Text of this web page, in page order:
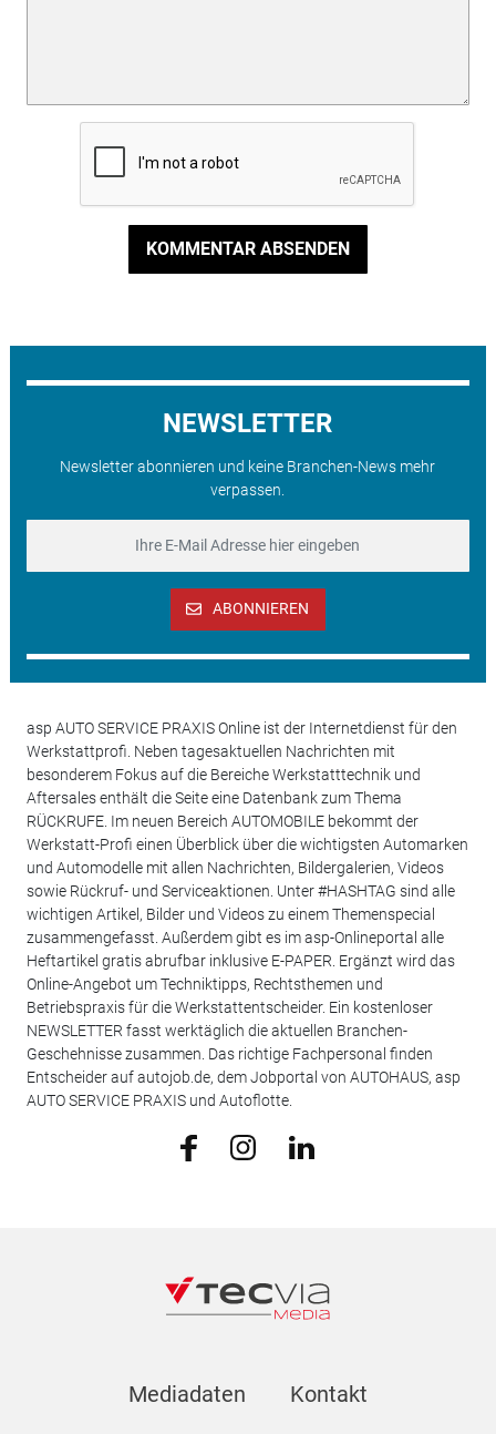
KOMMENTAR ABSENDEN
NEWSLETTER
Newsletter abonnieren und keine Branchen-News mehr
verpassen.
ABONNIEREN
asp AUTO SERVICE PRAXIS Online ist der Internetdienst für den
Werkstattprofi. Neben tagesaktuellen Nachrichten mit
besonderem Fokus auf die Bereiche Werkstatttechnik und
Aftersales enthält die Seite eine Datenbank zum Thema
RÜCKRUFE. Im neuen Bereich AUTOMOBILE bekommt der
Werkstatt-Profi einen Überblick über die wichtigsten Automarken
und Automodelle mit allen Nachrichten, Bildergalerien, Videos
sowie Rückruf- und Serviceaktionen. Unter #HASHTAG sind alle
wichtigen Artikel, Bilder und Videos zu einem Themenspecial
zusammengefasst. Außerdem gibt es im asp-Onlineportal alle
Heftartikel gratis abrufbar inklusive E-PAPER. Ergänzt wird das
Online-Angebot um Techniktipps, Rechtsthemen und
Betriebspraxis für die Werkstattentscheider. Ein kostenloser
NEWSLETTER fasst werktäglich die aktuellen Branchen-
Geschehnisse zusammen. Das richtige Fachpersonal finden
Entscheider auf autojob.de, dem Jobportal von AUTOHAUS, asp
AUTO SERVICE PRAXIS und Autoflotte.
Mediadaten Kontakt